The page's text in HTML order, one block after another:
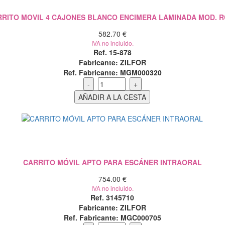
MOVIL 4 CAJONES BLANCO ENCIMERA LAMINADA MOD.
582.70 €
IVA no incluido.
Ref. 15-878
Fabricante: ZILFOR
Ref. Fabricante: MGM000320
CARRITO MÓVIL APTO PARA ESCÁNER INTRAORAL
754.00 €
IVA no incluido.
Ref. 3145710
Fabricante: ZILFOR
Ref. Fabricante: MGC000705